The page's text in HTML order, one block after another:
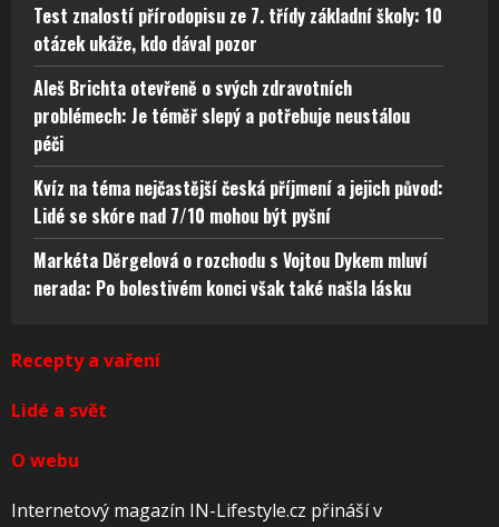
Test znalostí přírodopisu ze 7. třídy základní školy: 10
otázek ukáže, kdo dával pozor
Aleš Brichta otevřeně o svých zdravotních
problémech: Je téměř slepý a potřebuje neustálou
péči
Kvíz na téma nejčastější česká příjmení a jejich původ:
Lidé se skóre nad 7/10 mohou být pyšní
Markéta Děrgelová o rozchodu s Vojtou Dykem mluví
nerada: Po bolestivém konci však také našla lásku
Recepty a vaření
Lidé a svět
O webu
Internetový magazín IN-Lifestyle.cz přináší v